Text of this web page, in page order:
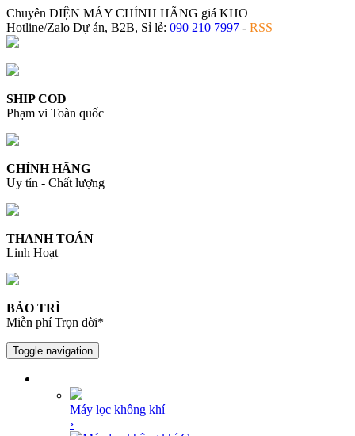
Chuyên ĐIỆN MÁY CHÍNH HÃNG giá KHO
Hotline/Zalo Dự án, B2B, Sỉ lẻ: 090 210 7997 - RSS
SHIP COD
Phạm vi Toàn quốc
CHÍNH HÃNG
Uy tín - Chất lượng
THANH TOÁN
Linh Hoạt
BẢO TRÌ
Miễn phí Trọn đời*
Toggle navigation
Máy lọc không khí
›